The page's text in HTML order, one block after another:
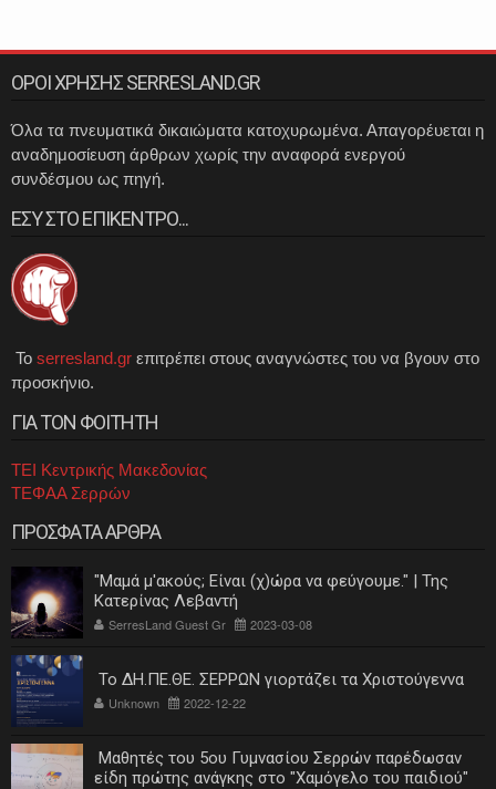
ΟΡΟΙ ΧΡΗΣΗΣ SERRESLAND.GR
Όλα τα πνευματικά δικαιώματα κατοχυρωμένα. Απαγορέυεται η
αναδημοσίευση άρθρων χωρίς την αναφορά ενεργού
συνδέσμου ως πηγή.
ΕΣΥ ΣΤΟ ΕΠΙΚΕΝΤΡΟ...
Το serresland.gr επιτρέπει στους αναγνώστες του να βγουν στο
προσκήνιο.
ΓΙΑ ΤΟΝ ΦΟΙΤΗΤΗ
ΤΕΙ Κεντρικής Μακεδονίας
ΤΕΦΑΑ Σερρών
ΠΡΟΣΦΑΤΑ ΑΡΘΡΑ
"Μαμά μ'ακούς; Είναι (χ)ώρα να φεύγουμε." | Της
Κατερίνας Λεβαντή
SerresLand Guest Gr 2023-03-08
Το ΔΗ.ΠΕ.ΘΕ. ΣΕΡΡΩΝ γιορτάζει τα Χριστούγεννα
Unknown 2022-12-22
Μαθητές του 5ου Γυμνασίου Σερρών παρέδωσαν
είδη πρώτης ανάγκης στο "Χαμόγελο του παιδιού"